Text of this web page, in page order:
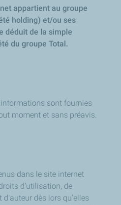
appartient au groupe
holding) et/ou ses
déduit de la simple
du groupe Total.
sont fournies
moment et sans préavis.
dans le site internet
d'utilisation, de
dès lors qu'elles